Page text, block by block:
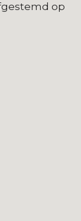
op